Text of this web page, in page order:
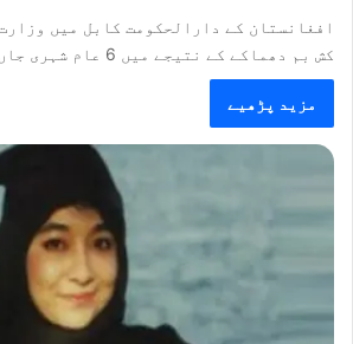
افغانستان کے دارالحکومت کابل میں
کش بم دھماکے کے نتیجے میں 6 عام شہری جاں…
مزید پڑھیے